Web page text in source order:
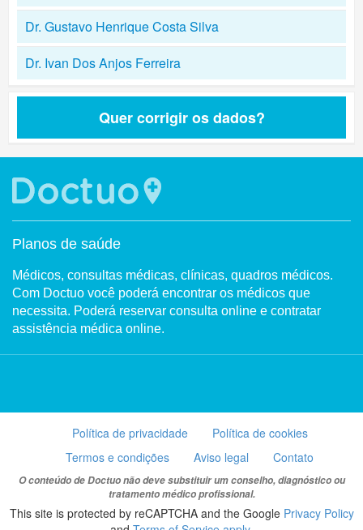
Dr. Gustavo Henrique Costa Silva
Dr. Ivan Dos Anjos Ferreira
Quer corrigir os dados?
Planos de saúde
Médicos, consultas médicas, clínicas, quadros médicos.
Com Doctuo você poderá encontrar os médicos que
necessita. Poderá reservar consulta online e contratar
assistência médica online.
Política de privacidade
Política de cookies
Termos e condições
Aviso legal Contato
O conteúdo de Doctuo não deve substituir um conselho, diagnóstico ou
tratamento médico profissional.
This site is protected by reCAPTCHA and the Google Privacy Policy